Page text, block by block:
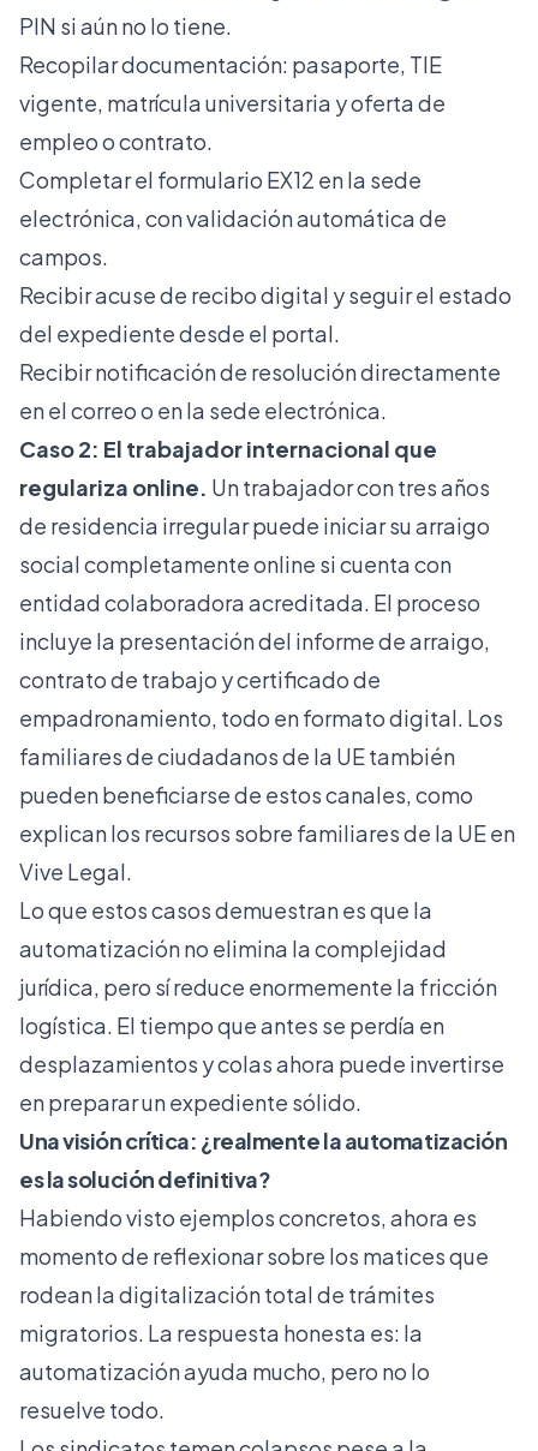
PIN si aún no lo tiene.
Recopilar documentación: pasaporte, TIE
vigente, matrícula universitaria y oferta de
empleo o contrato.
Completar el formulario EX12 en la sede
electrónica, con validación automática de
campos.
Recibir acuse de recibo digital y seguir el estado
del expediente desde el portal.
Recibir notificación de resolución directamente
en el correo o en la sede electrónica.
Caso 2: El trabajador internacional que
regulariza online. Un trabajador con tres años
de residencia irregular puede iniciar su arraigo
social completamente online si cuenta con
entidad colaboradora acreditada. El proceso
incluye la presentación del informe de arraigo,
contrato de trabajo y certificado de
empadronamiento, todo en formato digital. Los
familiares de ciudadanos de la UE también
pueden beneficiarse de estos canales, como
explican los recursos sobre familiares de la UEen
Vive Legal.
Lo que estos casos demuestran es que la
automatización no elimina la complejidad
jurídica, pero sí reduce enormemente la fricción
logística. El tiempo que antes se perdía en
desplazamientos y colas ahora puede invertirse
en preparar un expediente sólido.
Una visión crítica: ¿realmente la automatización
es la solución definitiva?
Habiendo visto ejemplos concretos, ahora es
momento de reflexionar sobre los matices que
rodean la digitalización total de trámites
migratorios. La respuesta honesta es: la
automatización ayuda mucho, pero no lo
resuelve todo.